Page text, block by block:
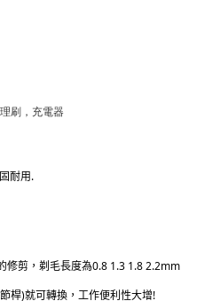
刷，充電器
耐用.
修剪，剃毛長度為0.8 1.3 1.8 2.2mm
桿)就可轉換，工作便利性大增!